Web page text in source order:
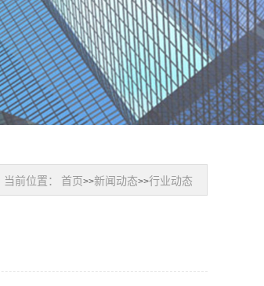
当前位置： 首页>>新闻动态>>行业动态